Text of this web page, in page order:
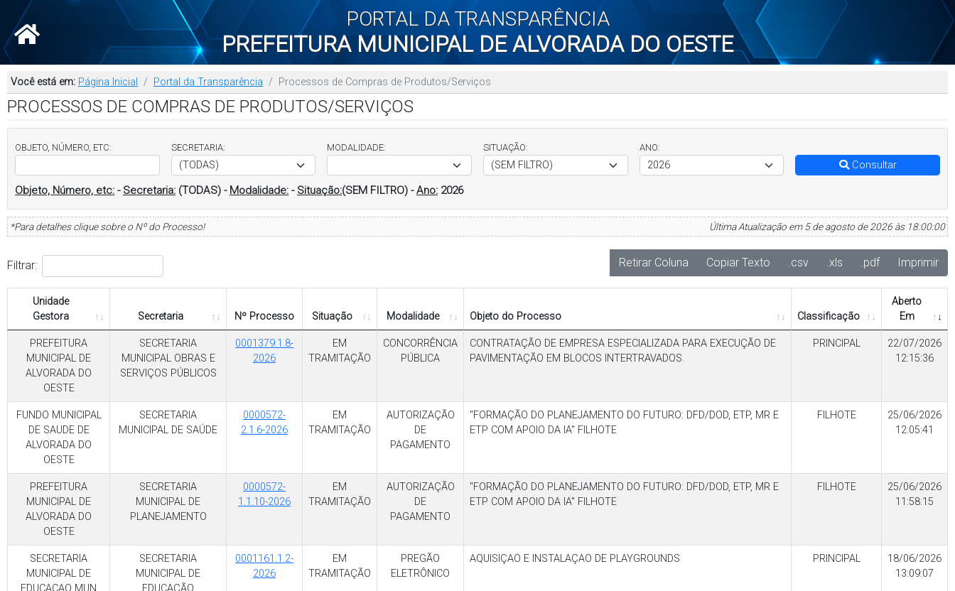
PORTAL DA TRANSPARÊNCIA
PREFEITURA MUNICIPAL DE ALVORADA DO OESTE
Você está em: Página Inicial Portal da Transparência Processos de Compras de Produtos/Serviços
PROCESSOS DE COMPRAS DE PRODUTOS/SERVIÇOS
OBJETO, NÚMERO, ETC: SECRETARIA: MODALIDADE: SITUAÇÃO: ANO:
Consultar
Objeto, Número, etc: - Secretaria: (TODAS) - Modalidade: - Situação:(SEM FILTRO) -Ano: 2026
*Para detalhes clique sobre o Nº do Processo! Última Atualização em 5 de agosto de 2026 às 18:00:00
Filtrar: Retirar Coluna Copiar Texto .csv .xls .pdf Imprimir
Unidade
Gestora
Secretaria Nº Processo Situação Modalidade Objeto do Processo Classificação
Aberto
Em
PREFEITURA
MUNICIPAL DE
ALVORADA DO
OESTE
SECRETARIA
MUNICIPAL OBRAS E
SERVIÇOS PÚBLICOS
0001379.1.8-
2026
EM
TRAMITAÇÃO
CONCORRÊNCIA
PÚBLICA
CONTRATAÇÃO DE EMPRESA ESPECIALIZADA PARA EXECUÇÃO DE
PAVIMENTAÇÃO EM BLOCOS INTERTRAVADOS.
PRINCIPAL
22/07/2026
12:15:36
FUNDO MUNICIPAL
DE SAUDE DE
ALVORADA DO
OESTE
SECRETARIA
MUNICIPAL DE SAÚDE
0000572-
2.1.6-2026
EM
TRAMITAÇÃO
AUTORIZAÇÃO
DE
PAGAMENTO
"FORMAÇÃO DO PLANEJAMENTO DO FUTURO: DFD/DOD, ETP, MR E
ETP COM APOIO DA IA" FILHOTE
FILHOTE
25/06/2026
12:05:41
PREFEITURA
MUNICIPAL DE
ALVORADA DO
OESTE
SECRETARIA
MUNICIPAL DE
PLANEJAMENTO
0000572-
1.1.10-2026
EM
TRAMITAÇÃO
AUTORIZAÇÃO
DE
PAGAMENTO
"FORMAÇÃO DO PLANEJAMENTO DO FUTURO: DFD/DOD, ETP, MR E
ETP COM APOIO DA IA" FILHOTE
FILHOTE
25/06/2026
11:58:15
SECRETARIA
MUNICIPAL DE
EDUCACAO MUN
SECRETARIA
MUNICIPAL DE
EDUCAÇÃO
0001161.1.2-
2026
EM
TRAMITAÇÃO
PREGÃO
ELETRÔNICO
AQUISIÇAO E INSTALAÇAO DE PLAYGROUNDS PRINCIPAL
18/06/2026
13:09:07